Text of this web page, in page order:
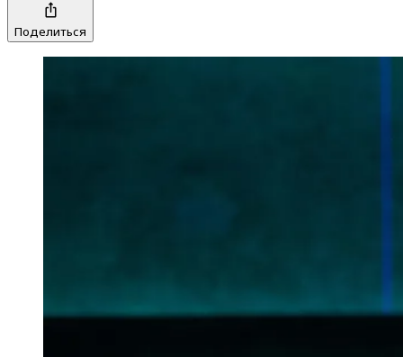
Поделиться